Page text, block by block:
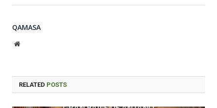
QAMASA
Website
RELATED POSTS